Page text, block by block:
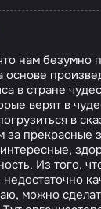
нам безумно
основе
в стране
верят в
в
за прекрасные
Из того,
можно